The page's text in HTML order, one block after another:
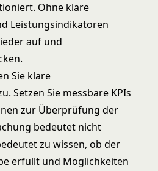
Ohne klare
Leistungsindikatoren
auf und
Sie klare
Setzen Sie messbare KPIs
zur Überprüfung der
bedeutet nicht
zu wissen, ob der
erfüllt und Möglichkeiten